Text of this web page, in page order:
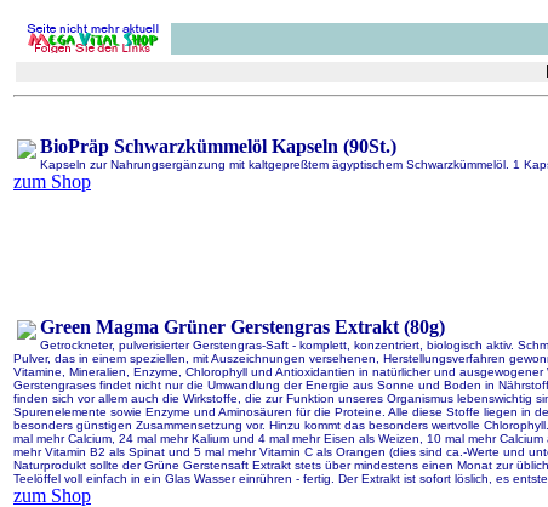
BioPräp Schwarzkümmelöl Kapseln (90St.)
Kapseln zur Nahrungsergänzung mit kaltgepreßtem ägyptischem Schwarzkümmelöl. 1
zum Shop
Green Magma Grüner Gerstengras Extrakt (80g)
Getrockneter, pulverisierter Gerstengras-Saft - komplett, konzentriert, biologisch aktiv.
Pulver, das in einem speziellen, mit Auszeichnungen versehenen, Herstellungsverfahren
Vitamine, Mineralien, Enzyme, Chlorophyll und Antioxidantien in natürlicher und
Gerstengrases findet nicht nur die Umwandlung der Energie aus Sonne und Boden in
finden sich vor allem auch die Wirkstoffe, die zur Funktion unseres Organismus lebenswichtig
Spurenelemente sowie Enzyme und Aminosäuren für die Proteine. Alle diese Stoffe liegen in
besonders günstigen Zusammensetzung vor. Hinzu kommt das besonders wertvolle
mal mehr Calcium, 24 mal mehr Kalium und 4 mal mehr Eisen als Weizen, 10 mal mehr
mehr Vitamin B2 als Spinat und 5 mal mehr Vitamin C als Orangen (dies sind ca.-Werte und
Naturprodukt sollte der Grüne Gerstensaft Extrakt stets über mindestens einen Monat zur
Teelöffel voll einfach in ein Glas Wasser einrühren - fertig. Der Extrakt ist sofort löslich, es
zum Shop